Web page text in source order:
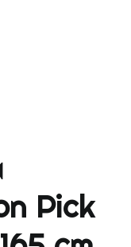
Pick